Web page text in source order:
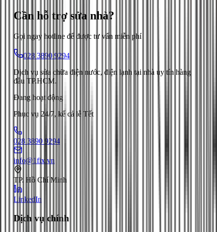
Cần hỗ trợ sửa nhà?
Gọi ngay hotline để được tư vấn miễn phí
028 3890 9294
Dịch vụ sửa chữa điện nước, điện lạnh tại nhà uy tín hàng
đầu TP.HCM.
Đang hoạt động
Phục vụ 24/7, kể cả lễ Tết
028 3890 9294
info@1fix.vn
TP. Hồ Chí Minh
LinkedIn
Dịch vụ chính